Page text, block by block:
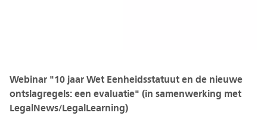
Webinar "10 jaar Wet Eenheidsstatuut en de nieuwe
ontslagregels: een evaluatie" (in samenwerking met
LegalNews/LegalLearning)